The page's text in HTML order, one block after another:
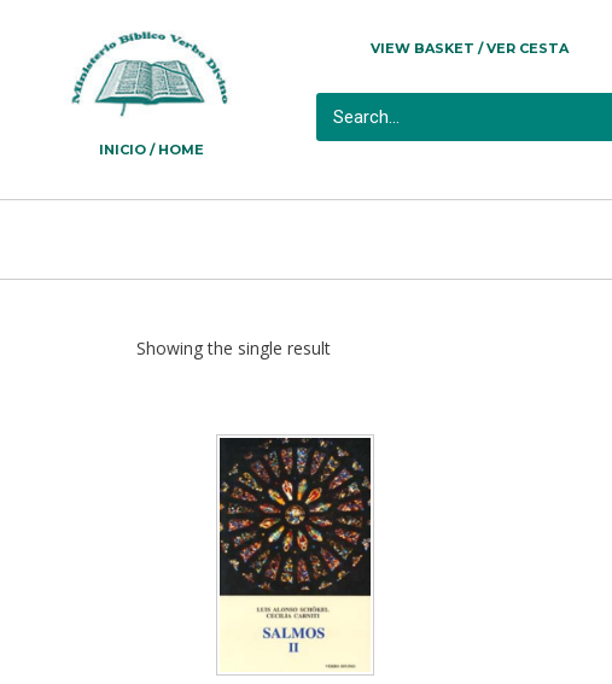
INICIO / HOME
VIEW BASKET / VER CESTA
Showing the single result